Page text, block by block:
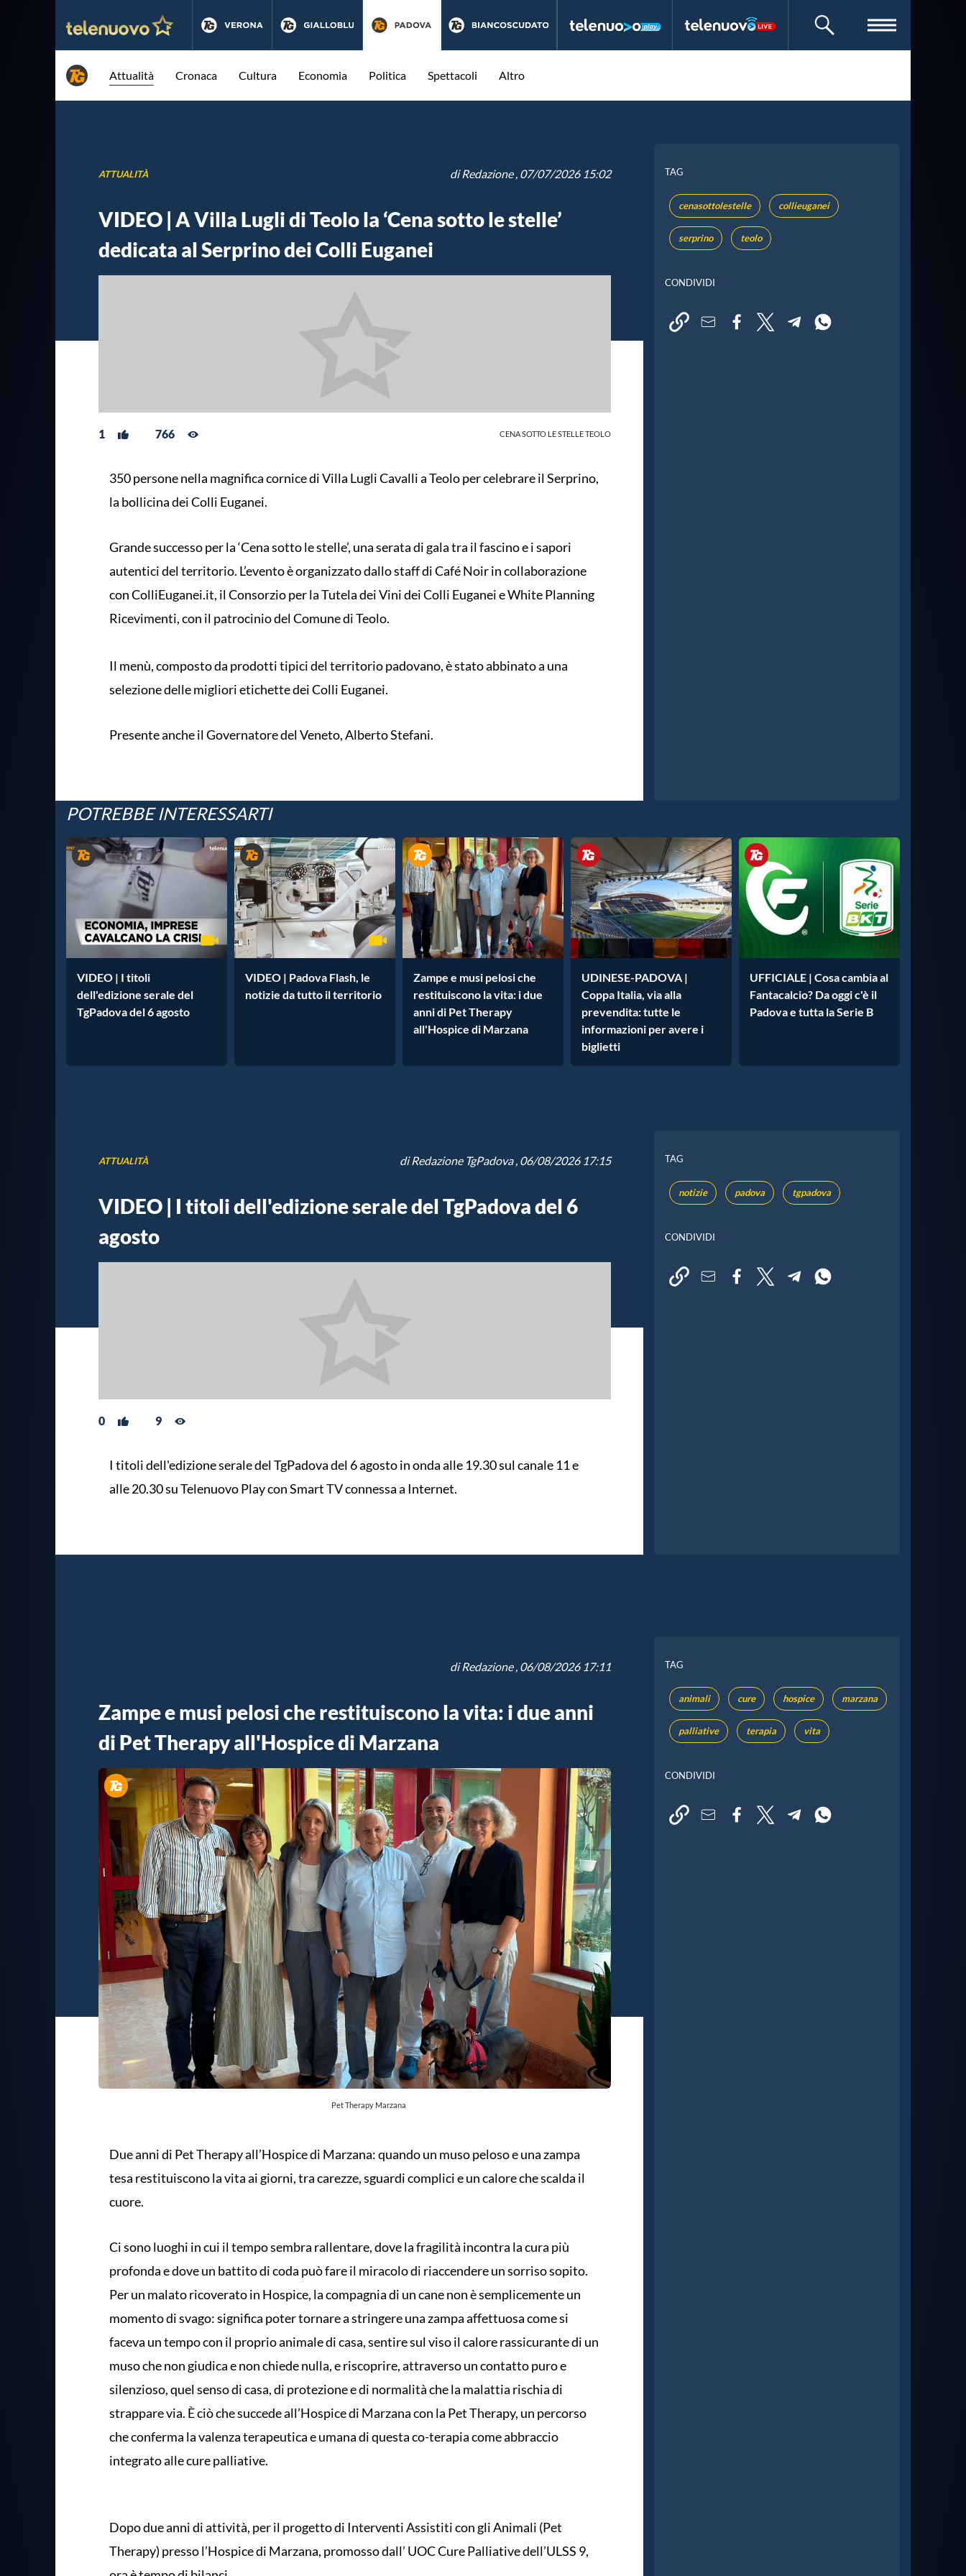
CERCA
Attualità Cronaca Cultura Economia Politica Spettacoli Altro
ATTUALITÀ diRedazione, 07/07/2026 15:02
VIDEO | A Villa Lugli di Teolo la ‘Cena sotto le stelle’
dedicata al Serprino dei Colli Euganei
1 766 CENA SOTTO LE STELLE TEOLO
350 persone nella magnifica cornice di Villa Lugli Cavalli a Teolo per celebrare il Serprino,
la bollicina dei Colli Euganei.
Grande successo per la ‘Cena sotto le stelle’, una serata di gala tra il fascino e i sapori
autentici del territorio. L’evento è organizzato dallo staff di Café Noir in collaborazione
con ColliEuganei.it, il Consorzio per la Tutela dei Vini dei Colli Euganei e White Planning
Ricevimenti, con il patrocinio del Comune di Teolo.
Il menù, composto da prodotti tipici del territorio padovano, è stato abbinato a una
selezione delle migliori etichette dei Colli Euganei.
Presente anche il Governatore del Veneto, Alberto Stefani.
TAG
cenasottolestelle collieuganei
serprino teolo
CONDIVIDI
POTREBBE INTERESSARTI
VIDEO | I titoli
dell'edizione serale del
TgPadova del 6 agosto
VIDEO | Padova Flash, le
notizie da tutto il territorio
Zampe e musi pelosi che
restituiscono la vita: i due
anni di Pet Therapy
all'Hospice di Marzana
UDINESE-PADOVA |
Coppa Italia, via alla
prevendita: tutte le
informazioni per avere i
biglietti
UFFICIALE | Cosa cambia al
Fantacalcio? Da oggi c'è il
Padova e tutta la Serie B
ATTUALITÀ diRedazione TgPadova, 06/08/2026 17:15
VIDEO | I titoli dell'edizione serale del TgPadova del 6
agosto
0 9
I titoli dell'edizione serale del TgPadova del 6 agosto in onda alle 19.30 sul canale 11 e
alle 20.30 su Telenuovo Play con Smart TV connessa a Internet.
TAG
notizie padova tgpadova
CONDIVIDI
diRedazione, 06/08/2026 17:11
Zampe e musi pelosi che restituiscono la vita: i due anni
di Pet Therapy all'Hospice di Marzana
Pet Therapy Marzana
Due anni di Pet Therapy all’Hospice di Marzana: quando un muso peloso e una zampa
tesa restituiscono la vita ai giorni, tra carezze, sguardi complici e un calore che scalda il
cuore.
Ci sono luoghi in cui il tempo sembra rallentare, dove la fragilità incontra la cura più
profonda e dove un battito di coda può fare il miracolo di riaccendere un sorriso sopito.
Per un malato ricoverato in Hospice, la compagnia di un cane non è semplicemente un
momento di svago: significa poter tornare a stringere una zampa affettuosa come si
faceva un tempo con il proprio animale di casa, sentire sul viso il calore rassicurante di un
muso che non giudica e non chiede nulla, e riscoprire, attraverso un contatto puro e
silenzioso, quel senso di casa, di protezione e di normalità che la malattia rischia di
strappare via. È ciò che succede all’Hospice di Marzana con la Pet Therapy, un percorso
che conferma la valenza terapeutica e umana di questa co-terapia come abbraccio
integrato alle cure palliative.
Dopo due anni di attività, per il progetto di Interventi Assistiti con gli Animali (Pet
Therapy) presso l’Hospice di Marzana, promosso dall’ UOC Cure Palliative dell’ULSS 9,
TAG
animali cure hospice marzana
palliative terapia vita
CONDIVIDI